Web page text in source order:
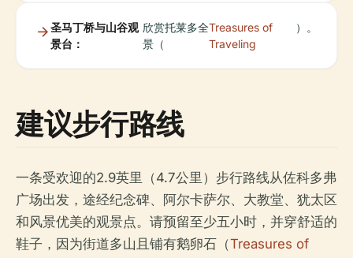
圣马丁桥与山谷观
景台：
欣赏托莱多全
景（
Treasures of
Traveling
）。
建议步行路线
一条受欢迎的2.9英里（4.7公里）步行路线从佐科多弗
广场出发，途经纪念碑、阿尔卡萨尔、大教堂、犹太区
和风景优美的观景点。请预留至少五小时，并穿舒适的
鞋子，因为街道多山且铺有鹅卵石（Treasures of